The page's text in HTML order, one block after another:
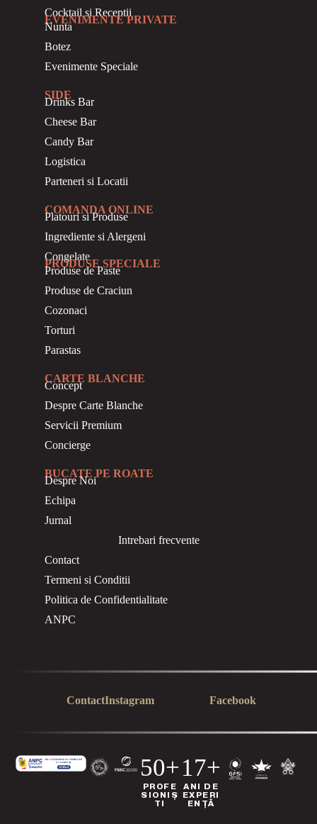
Cocktail si Receptii
EVENIMENTE PRIVATE
Nunta
Botez
Evenimente Speciale
SIDE
Drinks Bar
Cheese Bar
Candy Bar
Logistica
Parteneri si Locatii
COMANDA ONLINE
Platouri si Produse
Ingrediente si Alergeni
Congelate
PRODUSE SPECIALE
Produse de Paste
Produse de Craciun
Cozonaci
Torturi
Parastas
CARTE BLANCHE
Concept
Despre Carte Blanche
Servicii Premium
Concierge
BUCATE PE ROATE
Despre Noi
Echipa
Jurnal
Intrebari frecvente
Contact
Termeni si Conditii
Politica de Confidentialitate
ANPC
ContactInstagram Facebook
50+
PROFE
SIONIȘ
TI
17+
ANI DE
EXPERI
ENȚĂ